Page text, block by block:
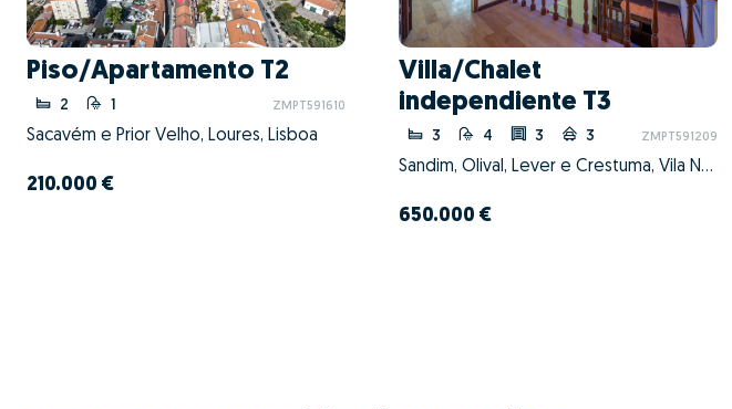
Piso/Apartamento T2
2 1 ZMPT591610
Sacavém e Prior Velho, Loures, Lisboa
210.000 €
Villa/Chalet
independiente T3
3 4 3 3 ZMPT591209
Sandim, Olival, Lever e Crestuma, Vila Nova de Gaia, Porto
650.000 €